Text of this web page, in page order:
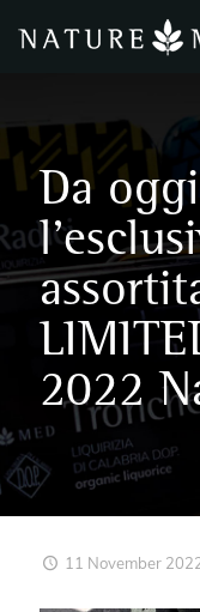
Da
2022
11 November